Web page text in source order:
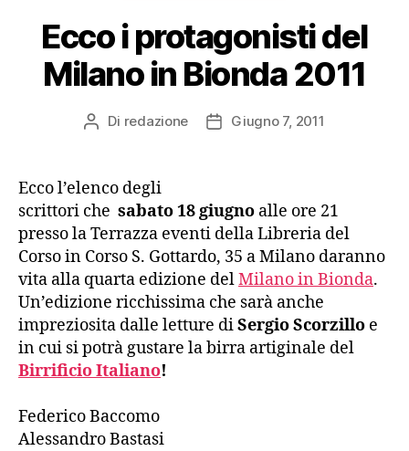
Ecco i protagonisti del
Milano in Bionda 2011
Autore
Di redazione
DataGiugno 7, 2011
Ecco l’elenco degli
scrittori che sabato 18 giugno alle ore 21
presso la Terrazza eventi della Libreria del
Corso in Corso S. Gottardo, 35 a Milano daranno
vita alla quarta edizione delMilano in Bionda.
Un’edizione ricchissima che sarà anche
impreziosita dalle letture diSergio Scorzillo e
in cui si potrà gustare la birra artiginale del
Birrificio Italiano!
Federico Baccomo
Alessandro Bastasi